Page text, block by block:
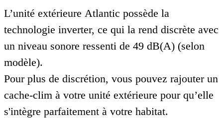
L’unité extérieure Atlantic possède la
technologie inverter, ce qui la rend discrète avec
un niveau sonore ressenti de 49 dB(A) (selon
modèle).
Pour plus de discrétion, vous pouvez rajouter un
cache-clim à votre unité extérieure pour qu’elle
s'intègre parfaitement à votre habitat.